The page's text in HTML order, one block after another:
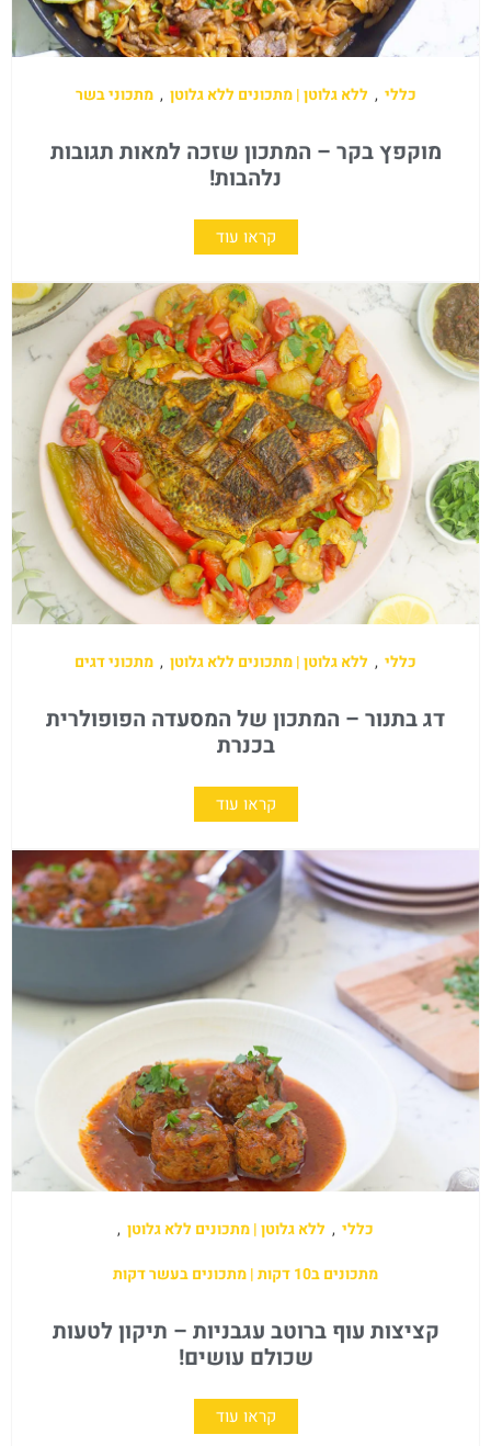
כללי , ללא גלוטן | מתכונים ללא גלוטן , מתכוני בשר
מוקפץ בקר – המתכון שזכה למאות תגובות
נלהבות!
קראו עוד
כללי , ללא גלוטן | מתכונים ללא גלוטן , מתכוני דגים
דג בתנור – המתכון של המסעדה הפופולרית
בכנרת
קראו עוד
כללי , ללא גלוטן | מתכונים ללא גלוטן ,
מתכונים ב10 דקות | מתכונים בעשר דקות
קציצות עוף ברוטב עגבניות – תיקון לטעות
שכולם עושים!
קראו עוד